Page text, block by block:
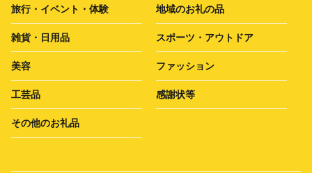
旅行・イベント・体験 地域のお礼の品
雑貨・日用品 スポーツ・アウトドア
美容 ファッション
工芸品 感謝状等
その他のお礼品